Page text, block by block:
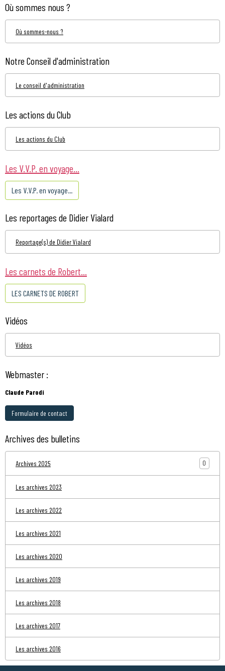
Où sommes nous ?
Où sommes-nous ?
Notre Conseil d'administration
Le conseil d'administration
Les actions du Club
Les actions du Club
Les V.V.P. en voyage...
Les V.V.P. en voyage...
Les reportages de Didier Vialard
Reportage(s) de Didier Vialard
Les carnets de Robert...
LES CARNETS DE ROBERT
Vidéos
Vidéos
Webmaster :
Claude Parodi
Formulaire de contact
Archives des bulletins
Archives 2025 0
Les archives 2023
Les archives 2022
Les archives 2021
Les archives 2020
Les archives 2019
Les archives 2018
Les archives 2017
Les archives 2016